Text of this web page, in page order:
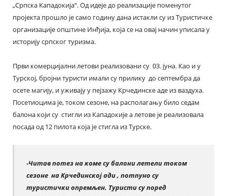
„Српска Кападокија“. Од идеје до реализације поменутог
пројекта прошло је само годину дана истакли су из Туристичке
организације општине Инђија, која се на овај начин уписала у
историју српског туризма.
Први комерцијални летови реализовани су 03. јуна. Као и у
Турској, бројни туристи имали су прилику до септембра да
осете магију, и уживају у пејзажу Крчединске аде из ваздуха.
Посетиоцима је, током сезоне, на располагању било седам
балона који су стигли из Кападокије а летове је реализовала
посада од 12 пилота која је стигла из Турске.
-Читав потез на коме су балони летели током
сезоне на Крчединској ади , потпуно су
туристички опремљен. Туристи су поред